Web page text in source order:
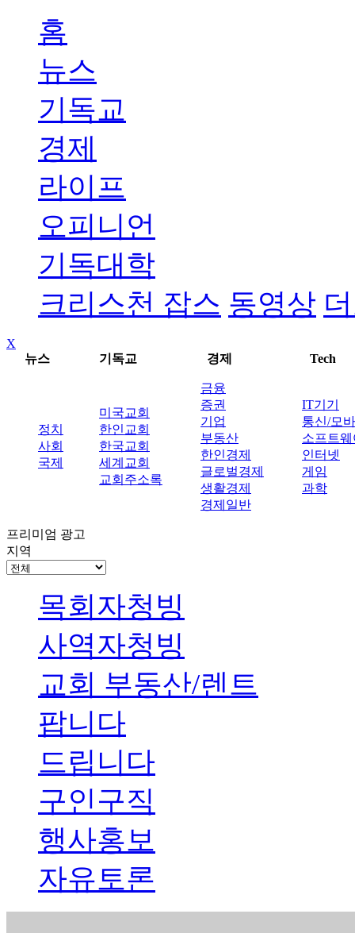
홈
뉴스
기독교
경제
라이프
오피니언
기독대학
크리스천 잡스 동영상
X
뉴스
기독교 경제 Tech
정치
사회
국제
미국교회
한인교회
한국교회
세계교회
교회주소록
금융
증권
기업
부동산
한인경제
글로벌경제
생활경제
경제일반
IT기기
통신/모
소프트웨
인터넷
게임
과학
프리미엄 광고
지역
목회자청빙
사역자청빙
교회 부동산/렌트
팝니다
드립니다
구인구직
행사홍보
자유토론